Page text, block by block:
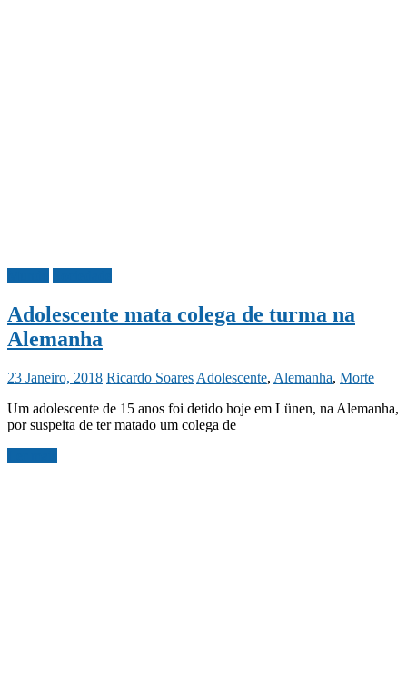
Adolescente mata colega de turma na
Alemanha
23 Janeiro, 2018 Ricardo Soares Adolescente, Alemanha, Morte
Um adolescente de 15 anos foi detido hoje em Lünen, na Alemanha,
por suspeita de ter matado um colega de